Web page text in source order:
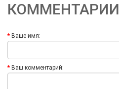
КОММЕНТАРИИ
Ваше имя:
Ваш комментарий: